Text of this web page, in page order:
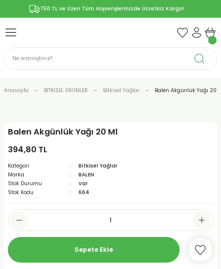
750 TL ve Üzeri Tüm Alışverişlerinizde Ücretsiz Kargo!
Geri Dön
Propolis
Geri Dön
Geri Dön
Geri Dön
KAPSÜLLER
Geri Dön
Anasayfa BİTKİSEL ÜRÜNLER Bitkisel Yağlar Balen Akgünlük Yağı 20
Balen Akgünlük Yağı 20 Ml
394,80 TL
Kategori
Bitkisel Yağlar
Marka
BALEN
Stok Durumu
Var
Stok Kodu
664
Sepete Ekle